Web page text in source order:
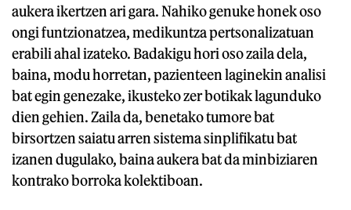
aukera ikertzen ari gara. Nahiko genuke honek oso
ongi funtzionatzea, medikuntza pertsonalizatuan
erabili ahal izateko. Badakigu hori oso zaila dela,
baina, modu horretan, pazienteen laginekin analisi
bat egin genezake, ikusteko zer botikak lagunduko
dien gehien. Zaila da, benetako tumore bat
birsortzen saiatu arren sistema sinplifikatu bat
izanen dugulako, baina aukera bat da minbiziaren
kontrako borroka kolektiboan.